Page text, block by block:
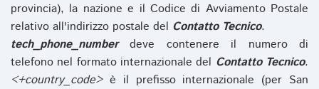
provincia), la nazione e il Codice di Avviamento Postale
relativo all'indirizzo postale del Contatto Tecnico.
tech_phone_numberdeve contenere il numero di
telefono nel formato internazionale del Contatto Tecnico.
<+country_code>è il prefisso internazionale (per San